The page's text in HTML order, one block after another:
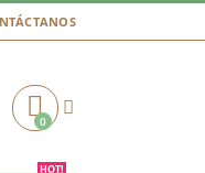
Cart0
HOT!